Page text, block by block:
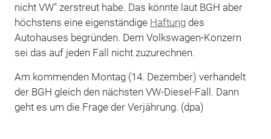
nicht VW" zerstreut habe. Das könnte laut BGH aber
höchstens eine eigenständige Haftungdes
Autohauses begründen. Dem Volkswagen-Konzern
sei das auf jeden Fall nicht zuzurechnen.
Am kommenden Montag (14. Dezember) verhandelt
der BGH gleich den nächsten VW-Diesel-Fall. Dann
geht es um die Frage der Verjährung. (dpa)